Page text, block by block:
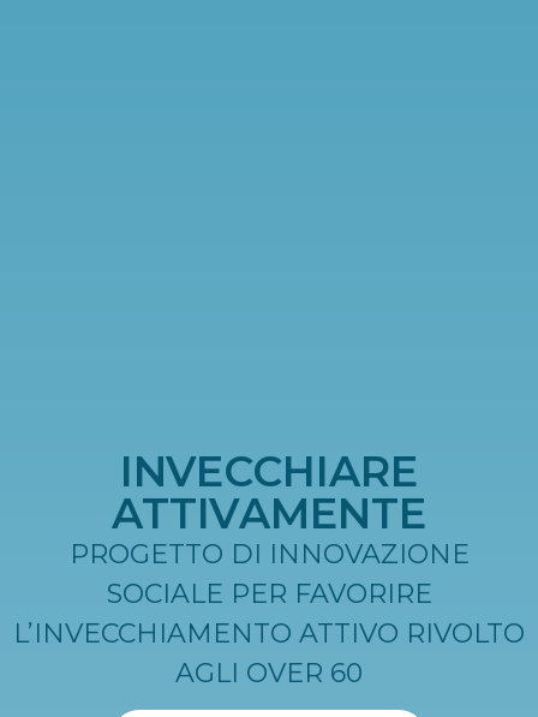
INVECCHIARE
ATTIVAMENTE
PROGETTO DI INNOVAZIONE
SOCIALE PER FAVORIRE
L’INVECCHIAMENTO ATTIVO RIVOLTO
AGLI OVER 60